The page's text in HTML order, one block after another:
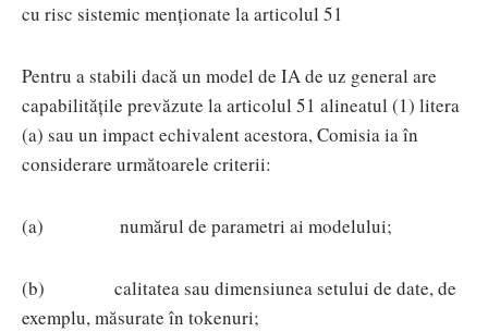
cu risc sistemic menționate la articolul 51
Pentru a stabili dacă un model de IA de uz general are
capabilitățile prevăzute la articolul 51 alineatul (1) litera
(a) sau un impact echivalent acestora, Comisia ia în
considerare următoarele criterii:
(a) numărul de parametri ai modelului;
(b) calitatea sau dimensiunea setului de date, de
exemplu, măsurate în tokenuri;